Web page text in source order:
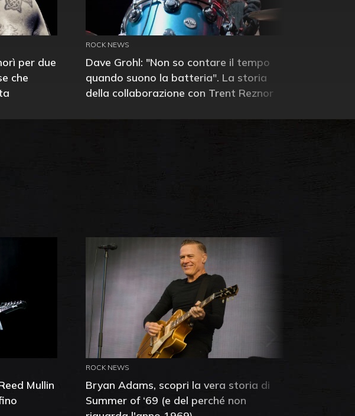
per due
che
ROCK NEWS
Dave Grohl: "Non so contare il tempo
quando suono la batteria". La storia
della collaborazione con Trent Reznor
Mullin
ROCK NEWS
Bryan Adams, scopri la vera storia di
Summer of ‘69 (e del perché non